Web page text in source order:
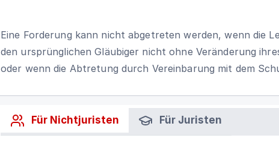
Eine Forderung kann nicht abgetreten werden, wenn die
den ursprünglichen Gläubiger nicht ohne Veränderung
oder wenn die Abtretung durch Vereinbarung mit dem
Für Nichtjuristen Für Juristen